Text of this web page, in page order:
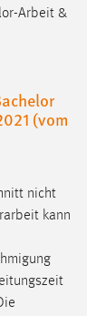
Arbeit &
(vom
nicht
kann